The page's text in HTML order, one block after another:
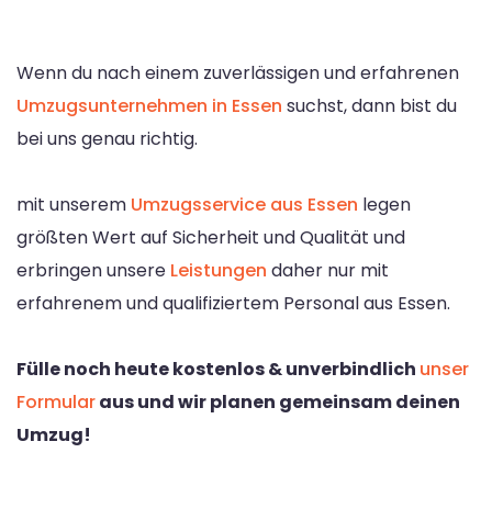
Wenn du nach einem zuverlässigen und erfahrenen
Umzugsunternehmen in Essen suchst, dann bist du
bei uns genau richtig.
mit unserem Umzugsservice aus Essen legen
größten Wert auf Sicherheit und Qualität und
erbringen unsere Leistungen daher nur mit
erfahrenem und qualifiziertem Personal aus Essen.
Fülle noch heute kostenlos & unverbindlich unser
Formularaus und wir planen gemeinsam deinen
Umzug!